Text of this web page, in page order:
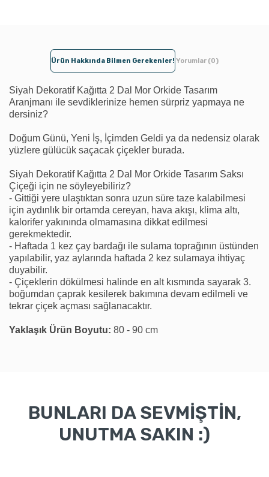
Ürün Hakkında Bilmen Gerekenler! Yorumlar (0)
Siyah Dekoratif Kağıtta 2 Dal Mor Orkide Tasarım
Aranjmanı ile sevdiklerinize hemen sürpriz yapmaya ne
dersiniz?
Doğum Günü, Yeni İş, İçimden Geldi ya da nedensiz olarak
yüzlere gülücük saçacak çiçekler burada.
Siyah Dekoratif Kağıtta 2 Dal Mor Orkide Tasarım Saksı
Çiçeği için ne söyleyebiliriz?
- Gittiği yere ulaştıktan sonra uzun süre taze kalabilmesi
için aydınlık bir ortamda cereyan, hava akışı, klima altı,
kalorifer yakınında olmamasına dikkat edilmesi
gerekmektedir.
- Haftada 1 kez çay bardağı ile sulama toprağının üstünden
yapılabilir, yaz aylarında haftada 2 kez sulamaya ihtiyaç
duyabilir.
- Çiçeklerin dökülmesi halinde en alt kısmında sayarak 3.
boğumdan çaprak kesilerek bakımına devam edilmeli ve
tekrar çiçek açması sağlanacaktır.
Yaklaşık Ürün Boyutu: 80 - 90 cm
BUNLARI DA SEVMİŞTİN,
UNUTMA SAKIN :)